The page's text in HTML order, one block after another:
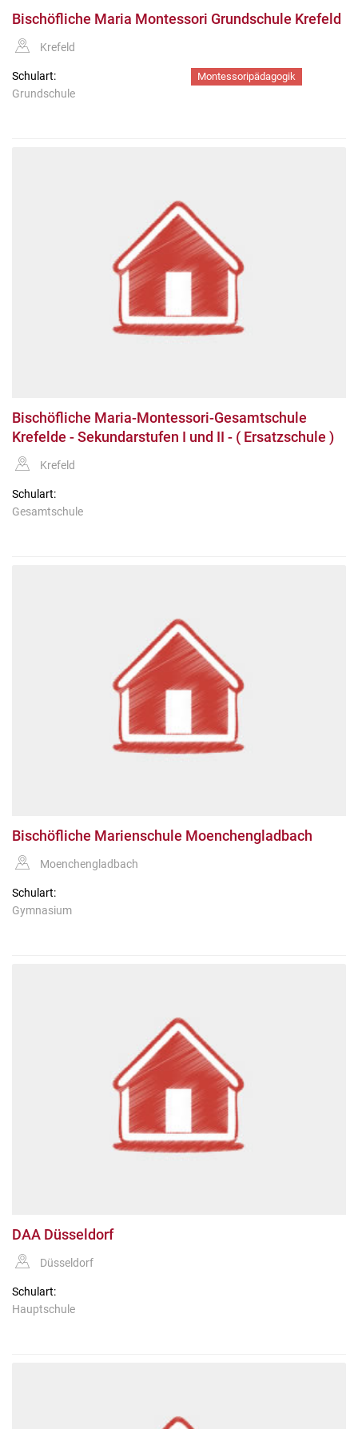
Bischöfliche Maria Montessori Grundschule Krefeld
Krefeld
Schulart:
Grundschule
Montessoripädagogik
Bischöfliche Maria-Montessori-Gesamtschule
Krefelde - Sekundarstufen I und II - ( Ersatzschule )
Krefeld
Schulart:
Gesamtschule
Bischöfliche Marienschule Moenchengladbach
Moenchengladbach
Schulart:
Gymnasium
DAA Düsseldorf
Düsseldorf
Schulart:
Hauptschule